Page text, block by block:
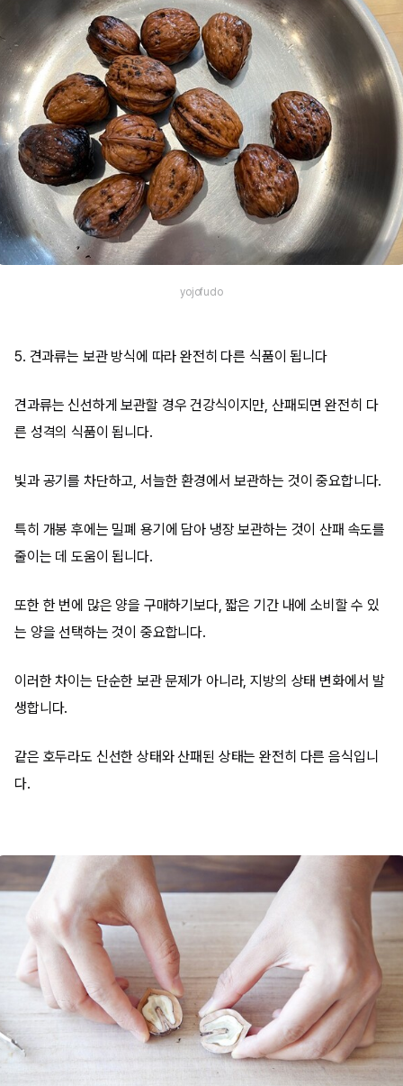
yojofudo
5. 견과류는 보관 방식에 따라 완전히 다른 식품이 됩니다
견과류는 신선하게 보관할 경우 건강식이지만, 산패되면 완전히 다
른 성격의 식품이 됩니다.
빛과 공기를 차단하고, 서늘한 환경에서 보관하는 것이 중요합니다.
특히 개봉 후에는 밀폐 용기에 담아 냉장 보관하는 것이 산패 속도를
줄이는 데 도움이 됩니다.
또한 한 번에 많은 양을 구매하기보다, 짧은 기간 내에 소비할 수 있
는 양을 선택하는 것이 중요합니다.
이러한 차이는 단순한 보관 문제가 아니라, 지방의 상태 변화에서 발
생합니다.
같은 호두라도 신선한 상태와 산패된 상태는 완전히 다른 음식입니
다.